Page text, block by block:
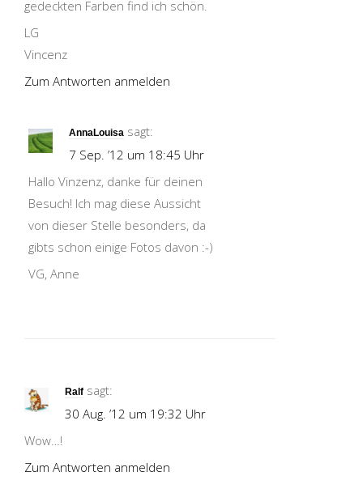
gedeckten Farben find ich schön.
LG
Vincenz
Zum Antworten anmelden
AnnaLouisa sagt:
7 Sep. ’12 um 18:45 Uhr
Hallo Vinzenz, danke für deinen
Besuch! Ich mag diese Aussicht
von dieser Stelle besonders, da
gibts schon einige Fotos davon :-)
VG, Anne
Ralf sagt:
30 Aug. ’12 um 19:32 Uhr
Wow…!
Zum Antworten anmelden